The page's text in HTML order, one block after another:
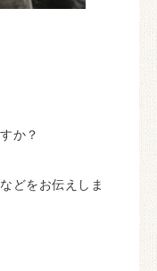
か？
どをお伝えしま